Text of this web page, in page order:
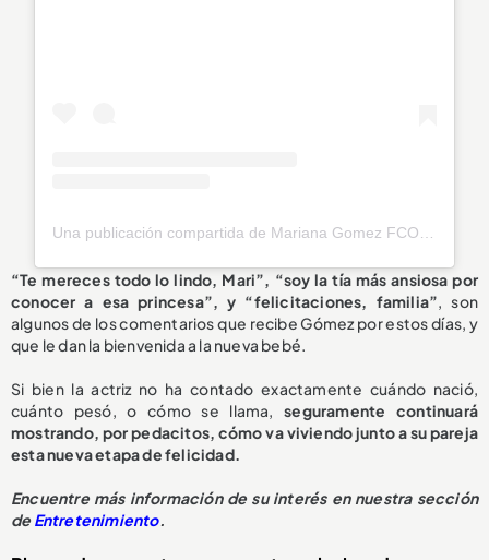
“Te mereces todo lo lindo, Mari”, “soy la tía más ansiosa por
conocer a esa princesa”, y “felicitaciones, familia”, son
algunos de los comentarios que recibe Gómez por estos días, y
que le dan la bienvenida a la nueva bebé.
Si bien la actriz no ha contado exactamente cuándo nació,
cuánto pesó, o cómo se llama,seguramente continuará
mostrando, por pedacitos, cómo va viviendo junto a su pareja
esta nueva etapa de felicidad.
Encuentre más información de su interés en nuestra sección
deEntretenimiento.